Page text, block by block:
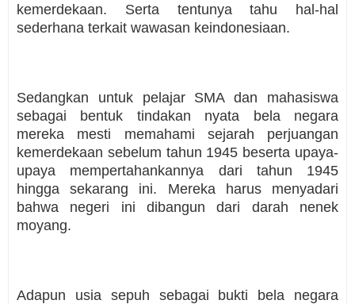
kemerdekaan. Serta tentunya tahu hal-hal
sederhana terkait wawasan keindonesiaan.
Sedangkan untuk pelajar SMA dan mahasiswa
sebagai bentuk tindakan nyata bela negara
mereka mesti memahami sejarah perjuangan
kemerdekaan sebelum tahun 1945 beserta upaya-
upaya mempertahankannya dari tahun 1945
hingga sekarang ini. Mereka harus menyadari
bahwa negeri ini dibangun dari darah nenek
moyang.
Adapun usia sepuh sebagai bukti bela negara